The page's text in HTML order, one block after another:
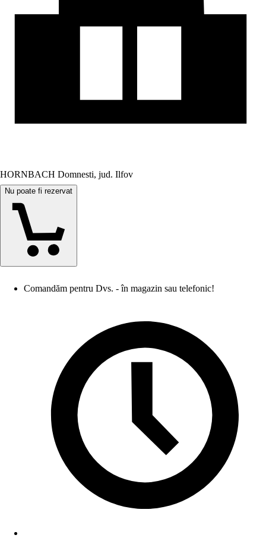
HORNBACH Domnesti, jud. Ilfov
Nu poate fi rezervat
Comandăm pentru Dvs. - în magazin sau telefonic!